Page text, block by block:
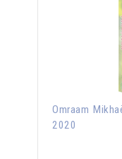
Omraam
2020